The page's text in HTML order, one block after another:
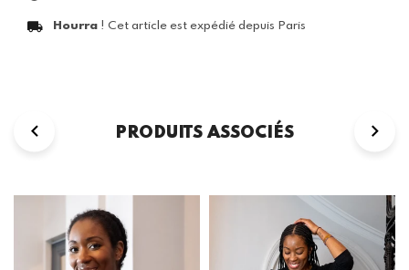
Hourra ! Cet article est expédié depuis Paris
PRODUITS ASSOCIÉS